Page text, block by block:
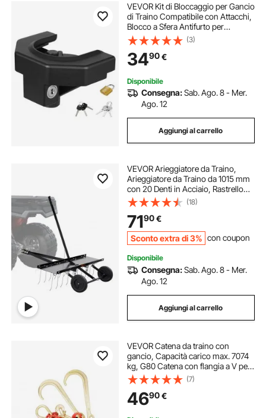
VEVOR Kit di Bloccaggio per Gancio
di Traino Compatibile con Attacchi,
Blocco a Sfera Antifurto per
Rimorchio per Impieghi Gravosi
con 3 Chiavi e Lucchetto,
Resistente allo Scasso e agli Urti
(3)
3490€
Disponibile
Consegna:Sab. Ago. 8 - Mer.
Ago. 12
Aggiungi al carrello
VEVOR Arieggiatore da Traino,
Arieggiatore da Traino da 1015 mm
con 20 Denti in Acciaio, Rastrello
Arieggiatore per Prato ATV o
Tosaerba, Rastrello da Traino con
Maniglia di Sollevamento Foglie
Erba
(18)
7190€
Sconto extra di 3% con coupon
Disponibile
Consegna:Sab. Ago. 8 - Mer.
Ago. 12
Aggiungi al carrello
VEVOR Catena da traino con
gancio, Capacità carico max. 7074
kg, G80 Catena con flangia a V per
rimorchio con gancio di presa, 10
mm x 60 cm, per Guasti, Trasporto,
Carro attrezzi, Camion a pianale
(7)
4690€